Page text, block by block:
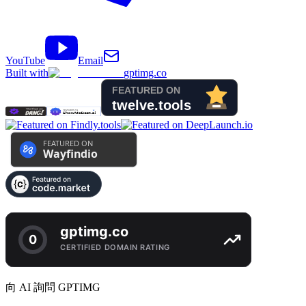
YouTube
Email
Built with
gptimg.co
向 AI 詢問 GPTIMG